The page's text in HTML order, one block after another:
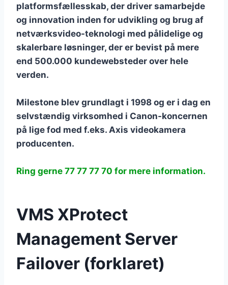
platformsfællesskab, der driver samarbejde
og innovation inden for udvikling og brug af
netværksvideo-teknologi med pålidelige og
skalerbare løsninger, der er bevist på mere
end 500.000 kundewebsteder over hele
verden.
Milestone blev grundlagt i 1998 og er i dag en
selvstændig virksomhed i Canon-koncernen
på lige fod med f.eks. Axis videokamera
producenten.
Ring gerne 77 77 77 70 for mere information.
VMS XProtect
Management Server
Failover (forklaret)